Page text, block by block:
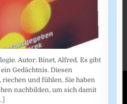
Autor: Binet, Alfred. Es gibt
Gedächtnis. Diesen
und fühlen. Sie haben
nachbilden, um sich damit